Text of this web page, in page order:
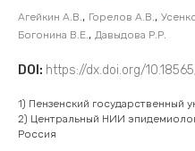
1) Пензенский государственный
2) Центральный НИИ
Россия
DOI: https://dx.doi.org/
Агейкин А.В., Горелов А.В.,
Богонина В.Е., Давыдова Р.Р.